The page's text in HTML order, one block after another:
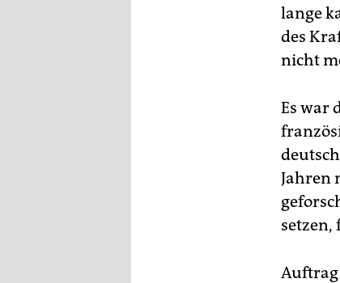
lange
des
nicht
Es war
Jahren
setzen,
Auftrag